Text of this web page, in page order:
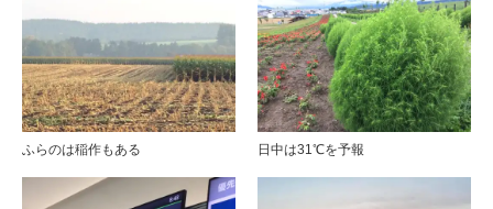
ふらのは稲作もある 日中は31℃を予報